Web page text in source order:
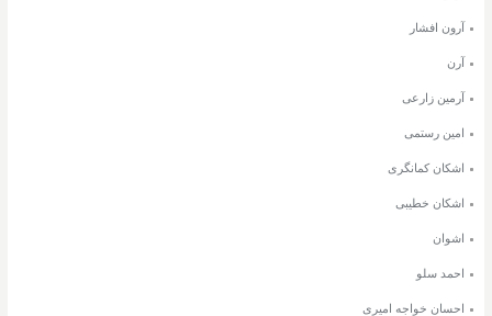
آرون افشار
آرن
آرمین زارعی
امین رستمی
اشکان کمانگری
اشکان خطیبی
اشوان
احمد سلو
احسان خواجه امیری